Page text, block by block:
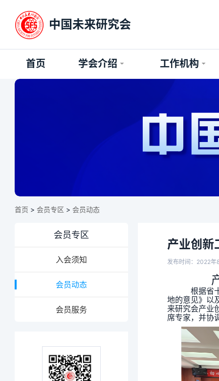
中国未来研究会
首页 学会介绍 工作机构
首页 > 会员专区 > 会员动态
会员专区
入会须知
会员动态
会员服务
产业创新
发布时间：2022年
根据省
地的意见》以
来研究会产业
席专家，并协